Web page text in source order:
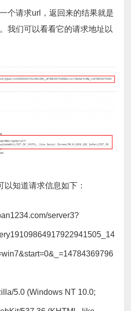
个请求url，返回来的结果就是
我们可以看看它的请求地址以
知道请求信息如下：
server3?
5.0 (Windows NT 10.0;